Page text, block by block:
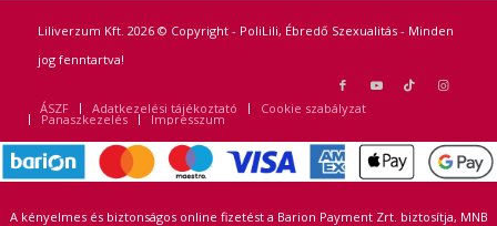
Liliverzum Kft. 2026 © Copyright - PoliLili, Ébredő Szexualitás - Minden
jog fenntartva!
ÁSZF Adatkezelési tájékoztató Cookie szabályzat
Panaszkezelés Impresszum
A kényelmes és biztonságos online fizetést a Barion Payment Zrt. biztosítja, MNB